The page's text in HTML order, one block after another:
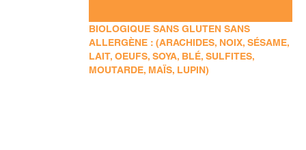
BIOLOGIQUE SANS GLUTEN SANS
ALLERGÈNE : (ARACHIDES, NOIX, SÉSAME,
LAIT, OEUFS, SOYA, BLÉ, SULFITES,
MOUTARDE, MAÏS, LUPIN)